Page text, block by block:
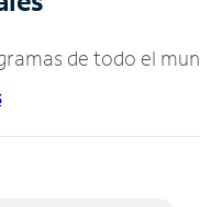
de todo el